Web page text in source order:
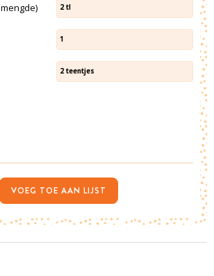
2 tl
1
2 teentjes
VOEG TOE AAN LIJST